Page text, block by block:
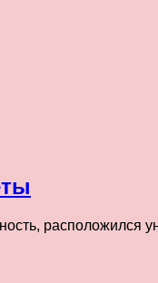
расположился